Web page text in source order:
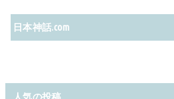
日本神話.com
人気の投稿